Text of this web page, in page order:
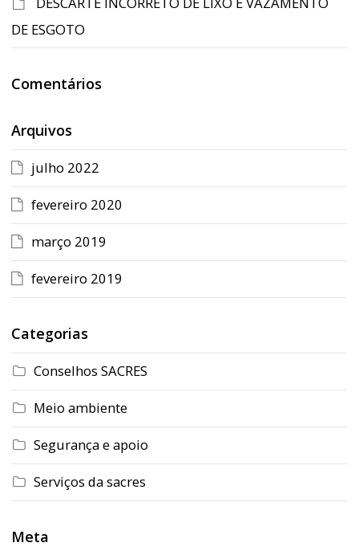
DE ESGOTO
Comentários
Arquivos
julho 2022
fevereiro 2020
março 2019
fevereiro 2019
Categorias
Conselhos SACRES
Meio ambiente
Segurança e apoio
Serviços da sacres
Meta